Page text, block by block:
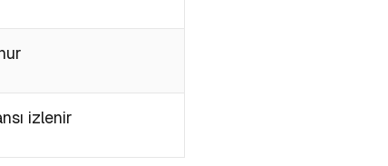
izlenir